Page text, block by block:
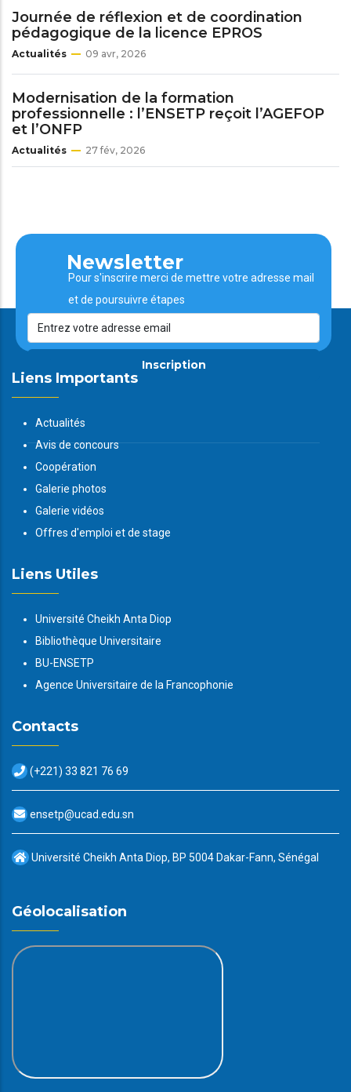
Journée de réflexion et de coordination
pédagogique de la licence EPROS
Actualités 09 avr, 2026
Modernisation de la formation
professionnelle : l’ENSETP reçoit l’AGEFOP
et l’ONFP
Actualités 27 fév, 2026
Newsletter
Pour s'inscrire merci de mettre votre adresse mail
et de poursuivre étapes
Inscription
Liens Importants
Actualités
Avis de concours
Coopération
Galerie photos
Galerie vidéos
Offres d'emploi et de stage
Liens Utiles
Université Cheikh Anta Diop
Bibliothèque Universitaire
BU-ENSETP
Agence Universitaire de la Francophonie
Contacts
(+221) 33 821 76 69
ensetp@ucad.edu.sn
Université Cheikh Anta Diop, BP 5004 Dakar-Fann, Sénégal
Géolocalisation